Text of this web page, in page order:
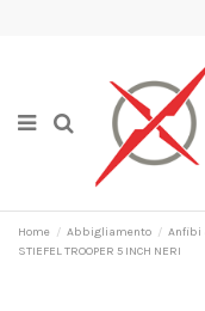
Home Abbigliamento Anfibi
STIEFEL TROOPER 5 INCH NERI